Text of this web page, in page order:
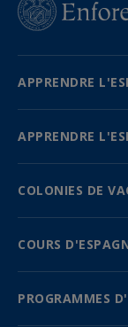
APPRENDRE
APPRENDRE
COLONIES DE
COURS
PROGRAMMES